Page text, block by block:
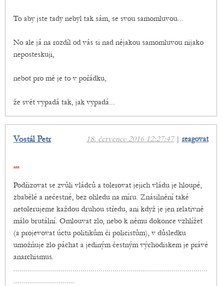
To aby jste tady nebyl tak sám, se svou samomluvou...
No ale já na rozdíl od vás si nad nějakou samomluvou nijako
neposteskuji,
nebot pro mě je to v pořádku,
že svět vypadá tak, jak vypadá...
18. července 2016 12:27:47| reagovat
Vostál Petr
...
Podřizovat se zvůli vládců a tolerovat jejich vládu je hloupé,
zbabělé a nečestné, bez ohledu na míru. Znásilnění také
netolerujeme každou druhou středu, ani když je jen relativně
málo brutální. Omlouvat zlo, nebo k němu dokonce vzhlížet
(a projevovat úctu politikům či policistům), v důsledku
umožňuje zlo páchat a jediným čestným východiskem je právě
anarchismus.
..................................................................................................
...............................